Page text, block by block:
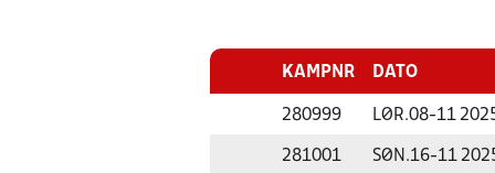
KAMPNR DATO
280999 LØR.08-11
281001 SØN.16-11